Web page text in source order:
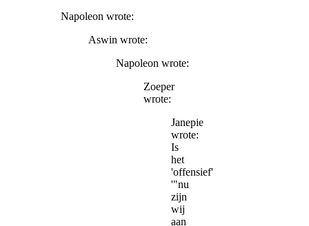
Napoleon wrote:
Aswin wrote:
Napoleon wrote:
Zoeper
wrote:
Janepie
wrote:
Is
het
'offensief'
'"nu
zijn
wij
aan